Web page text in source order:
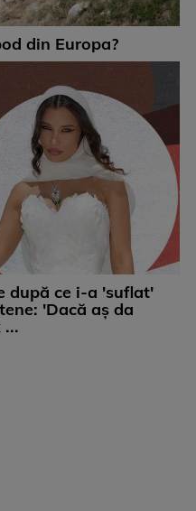
din Europa?
după ce i-a 'suflat'
'Dacă aș da